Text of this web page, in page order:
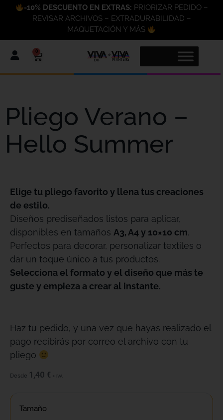
-10% DESCUENTO EN EXTRAS: PRIORIZAR PEDIDO –
REVISAR ARCHIVOS – EXTRADURABILIDAD –
MAQUETACIÓN Y MÁS
0
Pliego Verano –
Hello Summer
Elige tu pliego favorito y llena tus creaciones
de estilo.
Diseños prediseñados listos para aplicar,
disponibles en tamaños A3, A4 y 10×10 cm.
Perfectos para decorar, personalizar textiles o
dar un toque único a tus productos.
Selecciona el formato y el diseño que más te
guste y empieza a crear al instante.
Haz tu pedido, y una vez que hayas realizado el
pago recibirás por correo el archivo con tu
pliego
Desde 1,40 € + IVA
Tamaño